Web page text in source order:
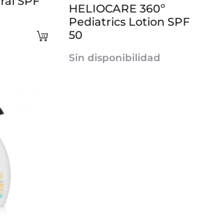
Añadir
HELIOCARE 360º
Pediatrics Lotion SPF
50
Sin disponibilidad